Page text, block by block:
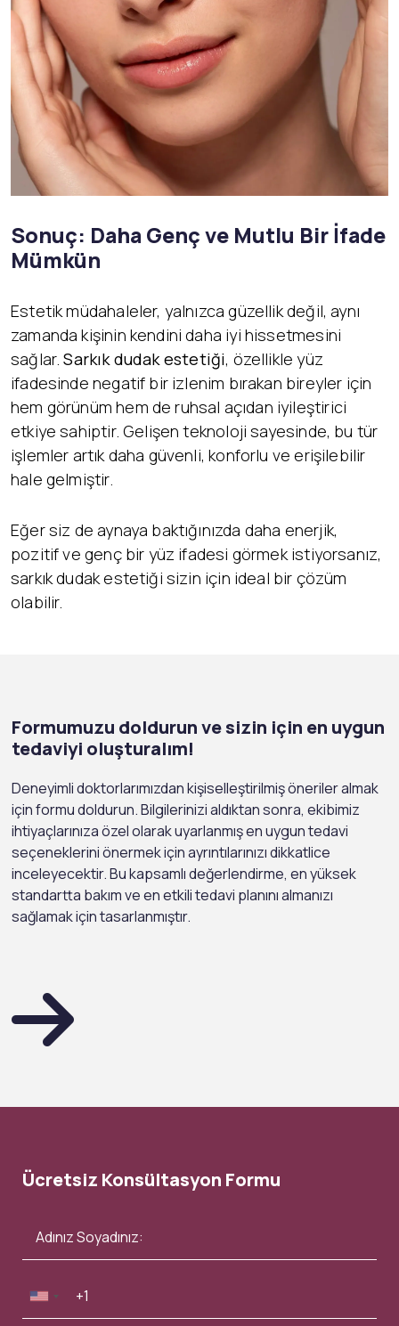
Sonuç: Daha Genç ve Mutlu Bir İfade
Mümkün
Estetik müdahaleler, yalnızca güzellik değil, aynı
zamanda kişinin kendini daha iyi hissetmesini
sağlar.Sarkık dudak estetiği, özellikle yüz
ifadesinde negatif bir izlenim bırakan bireyler için
hem görünüm hem de ruhsal açıdan iyileştirici
etkiye sahiptir. Gelişen teknoloji sayesinde, bu tür
işlemler artık daha güvenli, konforlu ve erişilebilir
hale gelmiştir.
Eğer siz de aynaya baktığınızda daha enerjik,
pozitif ve genç bir yüz ifadesi görmek istiyorsanız,
sarkık dudak estetiği sizin için ideal bir çözüm
olabilir.
Formumuzu doldurun ve sizin için en uygun
tedaviyi oluşturalım!
Deneyimli doktorlarımızdan kişiselleştirilmiş öneriler almak
için formu doldurun. Bilgilerinizi aldıktan sonra, ekibimiz
ihtiyaçlarınıza özel olarak uyarlanmış en uygun tedavi
seçeneklerini önermek için ayrıntılarınızı dikkatlice
inceleyecektir. Bu kapsamlı değerlendirme, en yüksek
standartta bakım ve en etkili tedavi planını almanızı
sağlamak için tasarlanmıştır.
Ücretsiz Konsültasyon Formu